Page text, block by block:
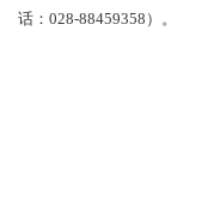
话：028-88459358）。